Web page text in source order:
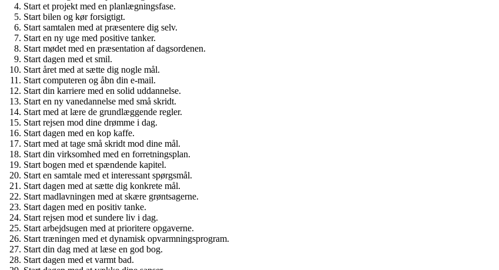
Start et projekt med en planlægningsfase.
Start bilen og kør forsigtigt.
Start samtalen med at præsentere dig selv.
Start en ny uge med positive tanker.
Start mødet med en præsentation af dagsordenen.
Start dagen med et smil.
Start året med at sætte dig nogle mål.
Start computeren og åbn din e-mail.
Start din karriere med en solid uddannelse.
Start en ny vanedannelse med små skridt.
Start med at lære de grundlæggende regler.
Start rejsen mod dine drømme i dag.
Start dagen med en kop kaffe.
Start med at tage små skridt mod dine mål.
Start din virksomhed med en forretningsplan.
Start bogen med et spændende kapitel.
Start en samtale med et interessant spørgsmål.
Start dagen med at sætte dig konkrete mål.
Start madlavningen med at skære grøntsagerne.
Start dagen med en positiv tanke.
Start rejsen mod et sundere liv i dag.
Start arbejdsugen med at prioritere opgaverne.
Start træningen med et dynamisk opvarmningsprogram.
Start din dag med at læse en god bog.
Start dagen med et varmt bad.